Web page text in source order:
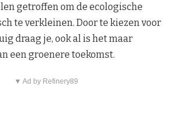
getroffen om de ecologische
te verkleinen. Door te kiezen voor
draag je, ook al is het maar
een groenere toekomst.
▼ Ad by Refinery89